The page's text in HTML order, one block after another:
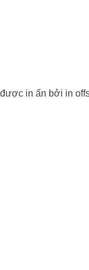
in ấn bởi in